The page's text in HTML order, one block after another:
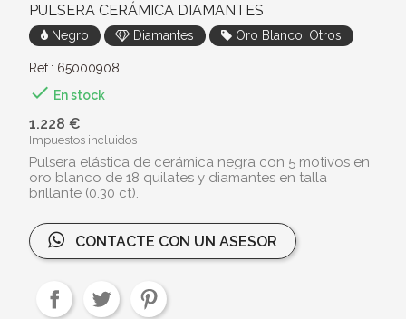
PULSERA CERÁMICA DIAMANTES
Negro Diamantes Oro Blanco, Otros
Ref.: 65000908
 En stock
1.228 €
Impuestos incluidos
Pulsera elástica de cerámica negra con 5 motivos en
oro blanco de 18 quilates y diamantes en talla
brillante (0.30 ct).
CONTACTE CON UN ASESOR